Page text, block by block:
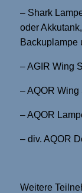
– Shark
oder
Backuplampe
– AGIR Wing
– AQOR Wing
– AQOR
– div. AQOR
Weitere